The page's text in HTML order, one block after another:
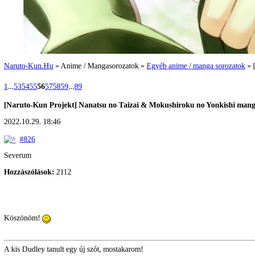
Naruto-Kun.Hu » Anime / Mangasorozatok » Egyéb anime / manga sorozatok »
1 ...53545556575859...89
[Naruto-Kun Projekt] Nanatsu no Taizai & Mokushiroku no Yonkishi
2022.10.29. 18:46
#826
Severum
Hozzászólások: 2112
Köszönöm!
A kis Dudley tanult egy új szót, mostakarom!